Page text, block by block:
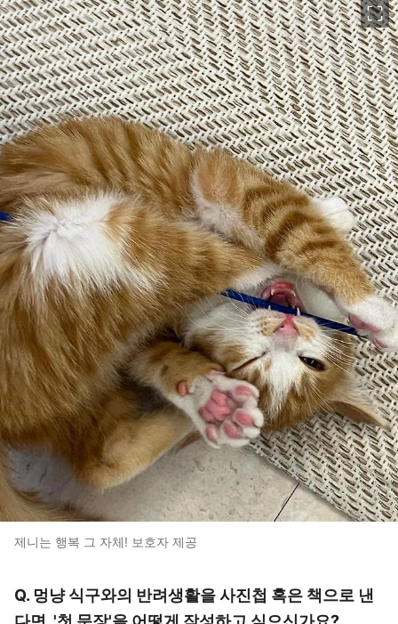
제니는 행복 그 자체! 보호자 제공
Q. 멍냥 식구와의 반려생활을 사진첩 혹은 책으로 낸